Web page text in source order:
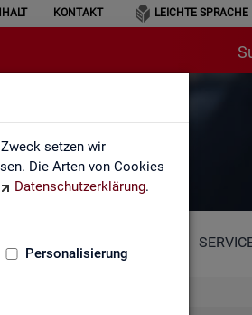
setzen wir
Die Arten von Cookies
Datenschutzerklärung.
Personalisierung
KONTAKT LEICHTE SPRACHE